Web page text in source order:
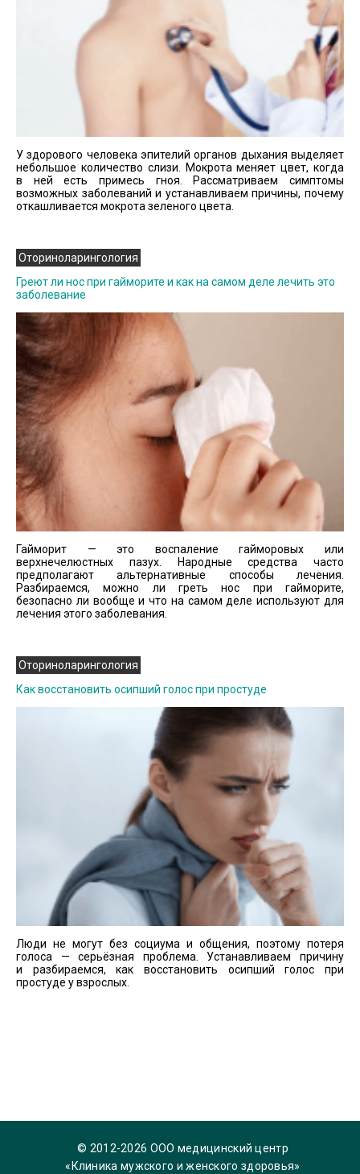
У здорового человека эпителий органов дыхания выделяет
небольшое количество слизи. Мокрота меняет цвет, когда
в ней есть примесь гноя. Рассматриваем симптомы
возможных заболеваний и устанавливаем причины, почему
откашливается мокрота зеленого цвета.
Оториноларингология
Греют ли нос при гайморите и как на самом деле лечить это
заболевание
Гайморит — это воспаление гайморовых или
верхнечелюстных пазух. Народные средства часто
предполагают альтернативные способы лечения.
Разбираемся, можно ли греть нос при гайморите,
безопасно ли вообще и что на самом деле используют для
лечения этого заболевания.
Оториноларингология
Как восстановить осипший голос при простуде
Люди не могут без социума и общения, поэтому потеря
голоса — серьёзная проблема. Устанавливаем причину
и разбираемся, как восстановить осипший голос при
простуде у взрослых.
© 2012-2026 ООО медицинский центр
«Клиника мужского и женского здоровья»